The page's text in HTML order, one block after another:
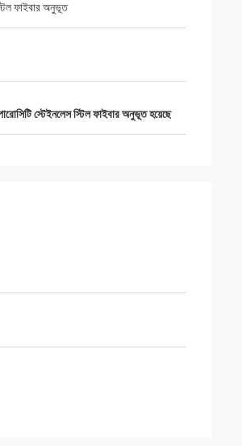
ফাইবার অনুভূত
স্টেইনলেস স্টিল ফাইবার অনুভূত হয়েছে